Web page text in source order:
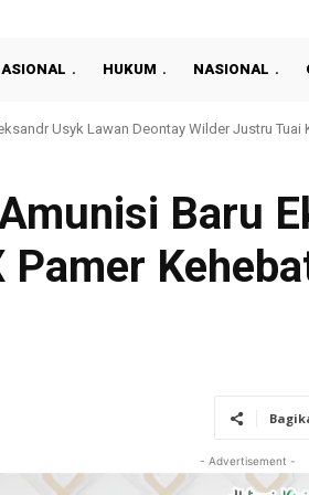
HUKUM NASIONAL
Usyk Lawan Deontay Wilder Justru Tuai
Nasril Lepas 36 Capaskibraka Masuk Desa
Baru
Pamer
- Advertisement -